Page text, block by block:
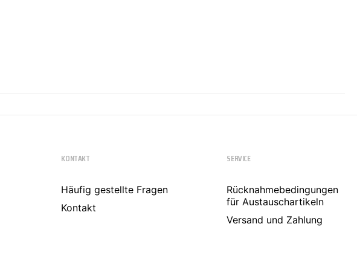
KONTAKT
Häufig gestellte Fragen
Kontakt
SERVICE
Rücknahmebedingungen
für Austauschartikeln
Versand und Zahlung